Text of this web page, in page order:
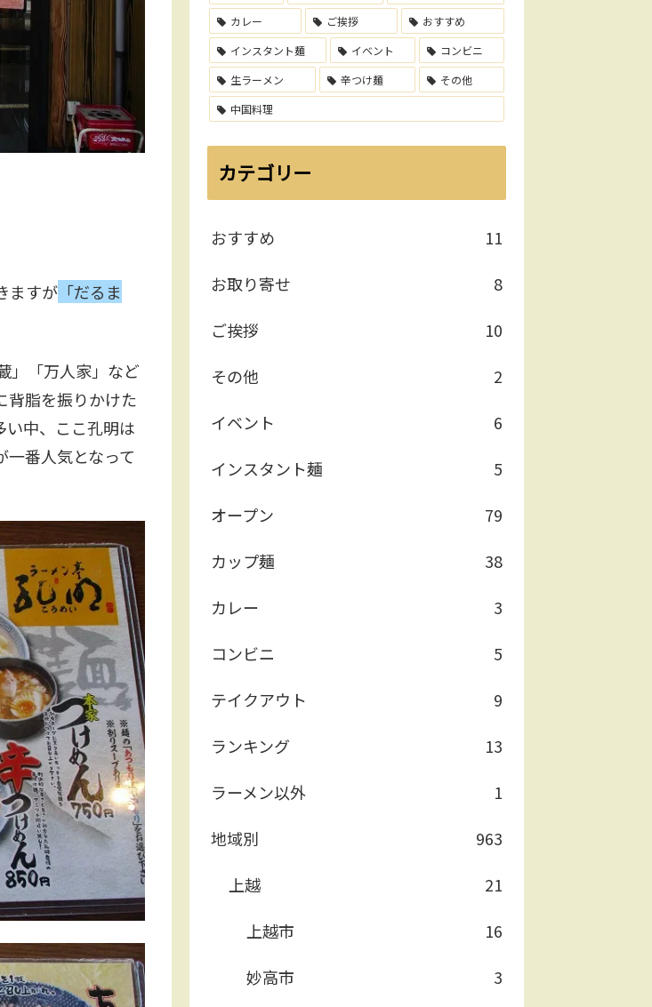
ますが 「だるま
」「万人家」など
背脂を振りかけた
い中、ここ孔明は
一番人気となって
カレー
ご挨拶
おすすめ
インスタント麺
イベント
コンビニ
生ラーメン
辛つけ麺
その他
中国料理
カテゴリー
おすすめ
11
お取り寄せ
8
ご挨拶
10
その他
2
イベント
6
インスタント麺
5
オープン
79
カップ麺
38
カレー
3
コンビニ
5
テイクアウト
9
ランキング
13
ラーメン以外
1
地域別
963
上越
21
上越市
16
妙高市
3